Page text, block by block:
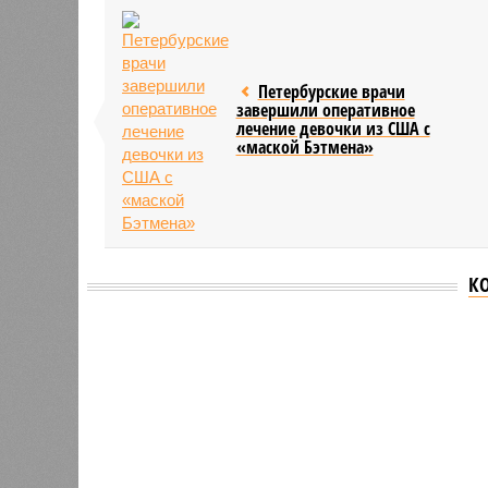
Петербурские врачи
завершили оперативное
лечение девочки из США с
«маской Бэтмена»